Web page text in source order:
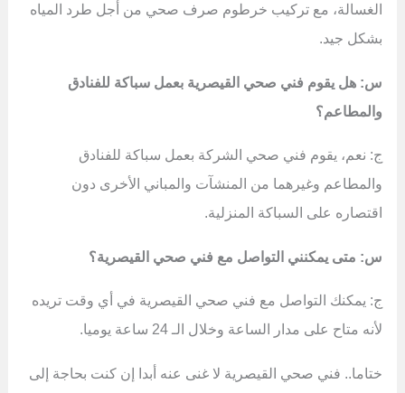
الغسالة، مع تركيب خرطوم صرف صحي من أجل طرد المياه
بشكل جيد.
س: هل يقوم فني صحي القيصرية بعمل سباكة للفنادق
والمطاعم؟
ج: نعم، يقوم فني صحي الشركة بعمل سباكة للفنادق
والمطاعم وغيرهما من المنشآت والمباني الأخرى دون
اقتصاره على السباكة المنزلية.
س: متى يمكنني التواصل مع فني صحي القيصرية؟
ج: يمكنك التواصل مع فني صحي القيصرية في أي وقت تريده
لأنه متاح على مدار الساعة وخلال الـ 24 ساعة يوميا.
ختاما.. فني صحي القيصرية لا غنى عنه أبدا إن كنت بحاجة إلى